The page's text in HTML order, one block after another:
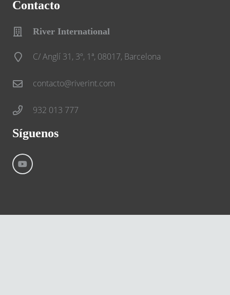
Contacto
River International
C/ Anglí 31, 3º, 1ª, 08017, Barcelona
contacto@riverint.com
932 013 777
Síguenos